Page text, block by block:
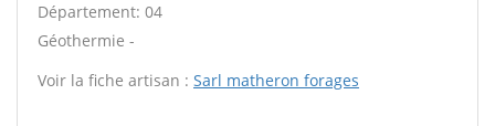
Département: 04
Géothermie -
Voir la fiche artisan : Sarl matheron forages